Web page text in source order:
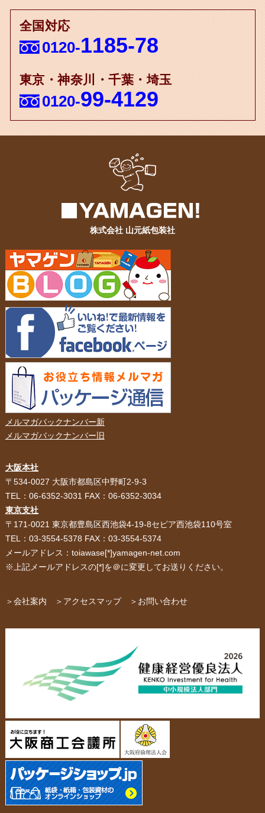
サービス紹介 お客様の声
スタッフ紹介 採用情報
当社の協力工場の設備紹介
個人情報の取扱について
紙袋・手提げ袋
パッケージ
ペーパーレザーバッグ 米袋
カタログ/パンフレット
スタンド
アクセサリー・
ジュエリーボックス
名刺箱
全国対応
0120-1185-78
東京・神奈川・千葉・埼玉
0120-99-4129
株式会社 山元紙包装社
メルマガバックナンバー新
メルマガバックナンバー旧
大阪本社
〒534-0027 大阪市都島区中野町2-9-3
TEL：06-6352-3031 FAX：06-6352-3034
東京支社
〒171-0021 東京都豊島区西池袋4-19-8セピア西池袋110号室
TEL：03-3554-5378 FAX：03-3554-5374
メールアドレス：toiawase[*]yamagen-net.com
※上記メールアドレスの[*]を＠に変更してお送りください。
＞会社案内 ＞アクセスマップ ＞お問い合わせ